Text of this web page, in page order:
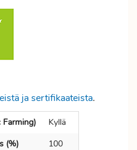
ja sertifikaateista.
Farming)
Kyllä
(%)
100